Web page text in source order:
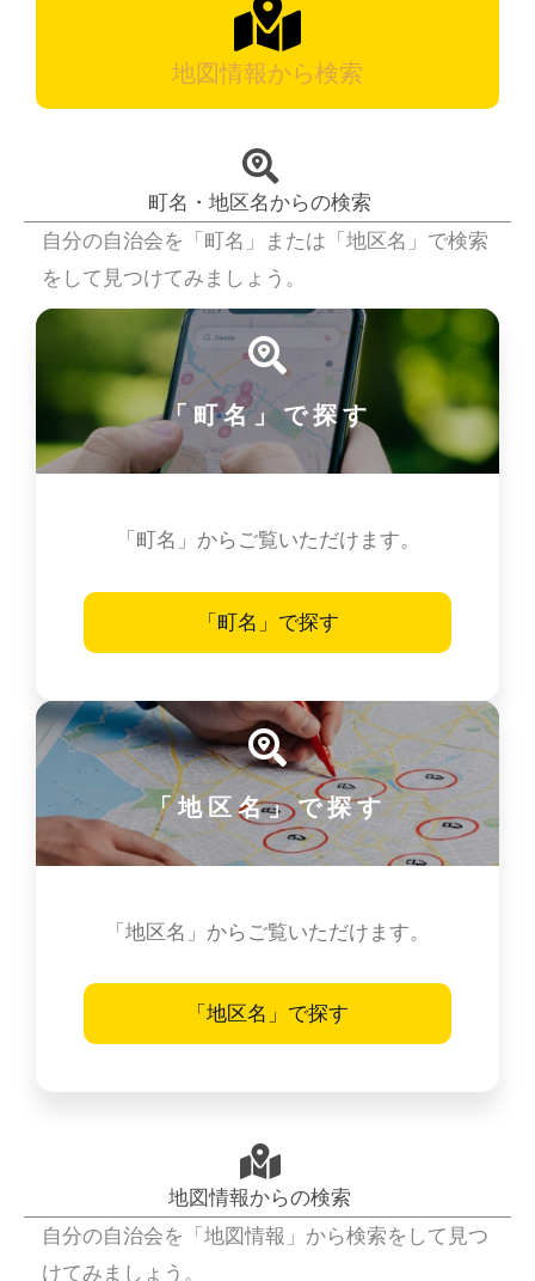
地図情報から検索
町名・地区名からの検索
自分の自治会を「町名」または「地区名」で検索
をして見つけてみましょう。
「町名」で探す
「町名」からご覧いただけます。
「町名」で探す
「地区名」で探す
「地区名」からご覧いただけます。
「地区名」で探す
地図情報からの検索
自分の自治会を「地図情報」から検索をして見つ
けてみましょう。